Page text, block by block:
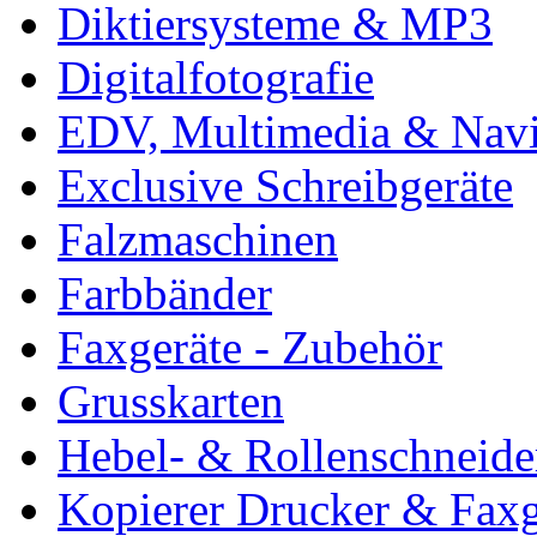
Diktiersysteme & MP3
Digitalfotografie
EDV, Multimedia &
Exclusive Schreibgeräte
Falzmaschinen
Farbbänder
Faxgeräte - Zubehör
Grusskarten
Hebel- &
Kopierer Drucker &